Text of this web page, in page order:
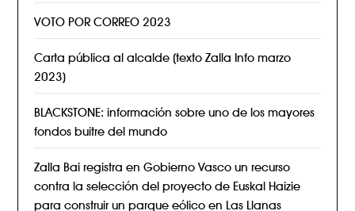
VOTO POR CORREO 2023
Carta pública al alcalde (texto Zalla Info marzo
2023)
BLACKSTONE: información sobre uno de los mayores
fondos buitre del mundo
Zalla Bai registra en Gobierno Vasco un recurso
contra la selección del proyecto de Euskal Haizie
para construir un parque eólico en Las Llanas